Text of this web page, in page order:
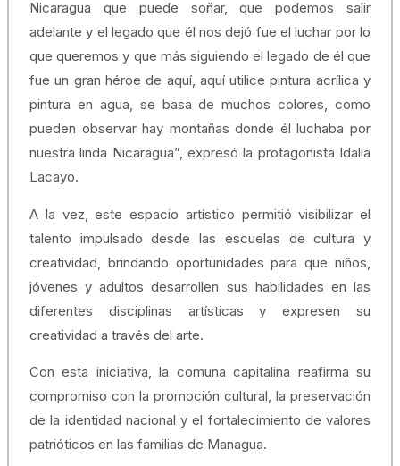
Nicaragua que puede soñar, que podemos salir
adelante y el legado que él nos dejó fue el luchar por lo
que queremos y que más siguiendo el legado de él que
fue un gran héroe de aquí, aquí utilice pintura acrílica y
pintura en agua, se basa de muchos colores, como
pueden observar hay montañas donde él luchaba por
nuestra linda Nicaragua”, expresó la protagonista Idalia
Lacayo.
A la vez, este espacio artístico permitió visibilizar el
talento impulsado desde las escuelas de cultura y
creatividad, brindando oportunidades para que niños,
jóvenes y adultos desarrollen sus habilidades en las
diferentes disciplinas artísticas y expresen su
creatividad a través del arte.
Con esta iniciativa, la comuna capitalina reafirma su
compromiso con la promoción cultural, la preservación
de la identidad nacional y el fortalecimiento de valores
patrióticos en las familias de Managua.